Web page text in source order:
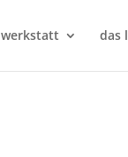
werkstatt das